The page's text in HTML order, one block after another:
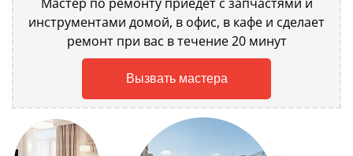
инструментами домой, в офис, в кафе и сделает
ремонт при вас в течение 20 минут
Вызвать мастера